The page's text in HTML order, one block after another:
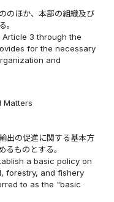
のほか、本部の組織及び
。
3 through the
for the necessary
and
Matters
出の促進に関する基本方
るものとする。
a basic policy on
forestry, and fishery
to as the "basic